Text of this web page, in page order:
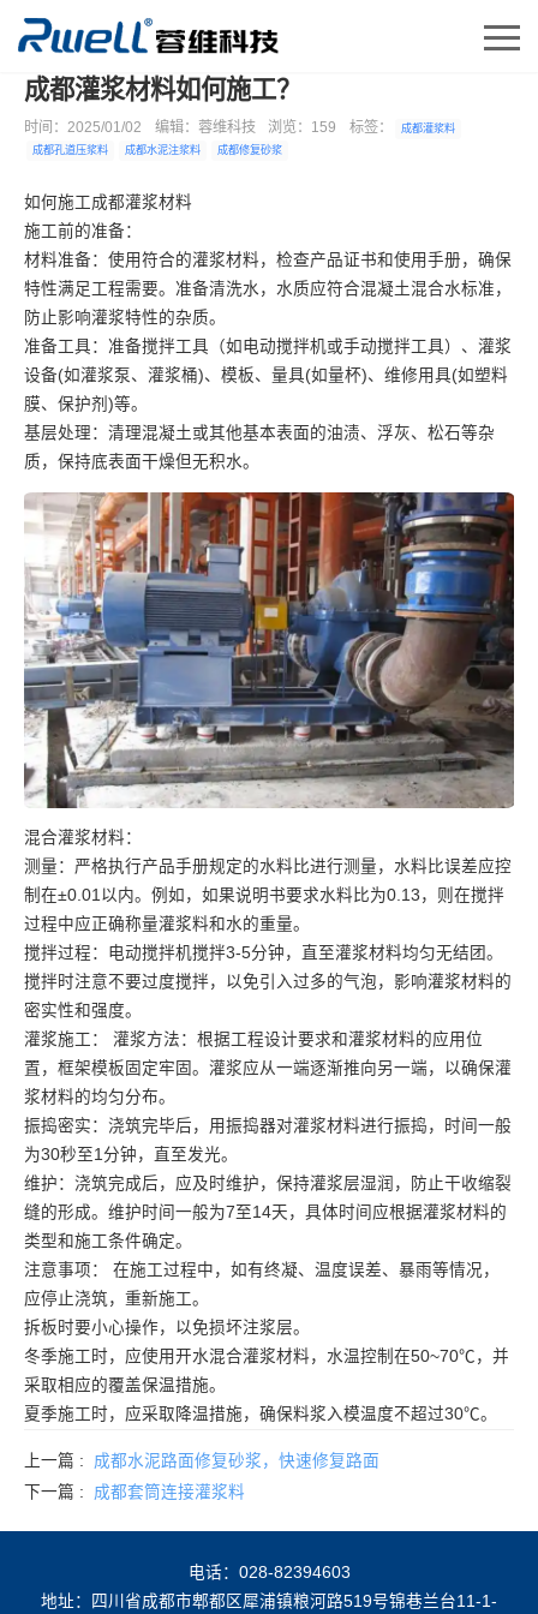
当前位置：蓉维科技 - 行业知识 文章详情
成都灌浆材料如何施工？
时间：2025/01/02 编辑：蓉维科技 浏览： 159 标签：
成都灌浆料
成都孔道压浆料
成都水泥注浆料 成都修复砂浆
如何施工成都灌浆材料
施工前的准备：
材料准备：使用符合的灌浆材料，检查产品证书和使用手册，确保
特性满足工程需要。准备清洗水，水质应符合混凝土混合水标准，
防止影响灌浆特性的杂质。
准备工具：准备搅拌工具（如电动搅拌机或手动搅拌工具）、灌浆
设备(如灌浆泵、灌浆桶)、模板、量具(如量杯)、维修用具(如塑料
膜、保护剂)等。
基层处理：清理混凝土或其他基本表面的油渍、浮灰、松石等杂
质，保持底表面干燥但无积水。
混合灌浆材料：
测量：严格执行产品手册规定的水料比进行测量，水料比误差应控
制在±0.01以内。例如，如果说明书要求水料比为0.13，则在搅拌
过程中应正确称量灌浆料和水的重量。
搅拌过程：电动搅拌机搅拌3-5分钟，直至灌浆材料均匀无结团。
搅拌时注意不要过度搅拌，以免引入过多的气泡，影响灌浆材料的
密实性和强度。
灌浆施工： 灌浆方法：根据工程设计要求和灌浆材料的应用位
置，框架模板固定牢固。灌浆应从一端逐渐推向另一端，以确保灌
浆材料的均匀分布。
振捣密实：浇筑完毕后，用振捣器对灌浆材料进行振捣，时间一般
为30秒至1分钟，直至发光。
维护：浇筑完成后，应及时维护，保持灌浆层湿润，防止干收缩裂
缝的形成。维护时间一般为7至14天，具体时间应根据灌浆材料的
类型和施工条件确定。
注意事项： 在施工过程中，如有终凝、温度误差、暴雨等情况，
应停止浇筑，重新施工。
拆板时要小心操作，以免损坏注浆层。
冬季施工时，应使用开水混合灌浆材料，水温控制在50~70℃，并
采取相应的覆盖保温措施。
夏季施工时，应采取降温措施，确保料浆入模温度不超过30℃。
上一篇 :
成都水泥路面修复砂浆，快速修复路面
下一篇 :
成都套筒连接灌浆料
电话：028-82394603
地址：四川省成都市郫都区犀浦镇粮河路519号锦巷兰台11-1-